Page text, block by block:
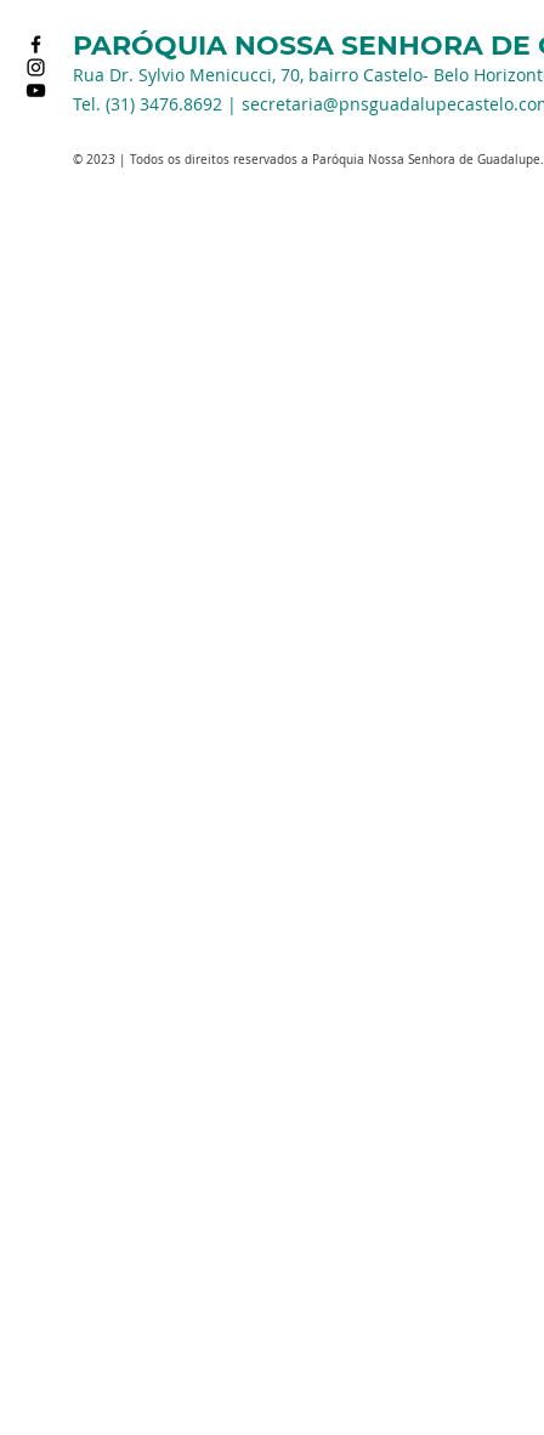
PARÓQUIA NOSSA SENHORA DE
Rua Dr. Sylvio Menicucci, 70, bairro Castelo- Belo
Tel. (31) 3476.8692 |
© 2023 | Todos os direitos reservados a Paróquia Nossa Senhora de Guadalupe.